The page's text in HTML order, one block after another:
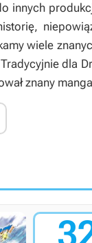
innych
wiele
dla
znany